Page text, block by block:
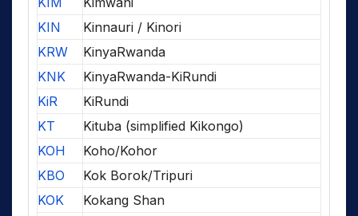
KIN
Kinnauri / Kinori
KRW
KinyaRwanda
KNK
KinyaRwanda-KiRundi
KiR
KiRundi
KT
Kituba (simplified Kikongo)
KOH
Koho/Kohor
KBO
Kok Borok/Tripuri
KOK
Kokang Shan